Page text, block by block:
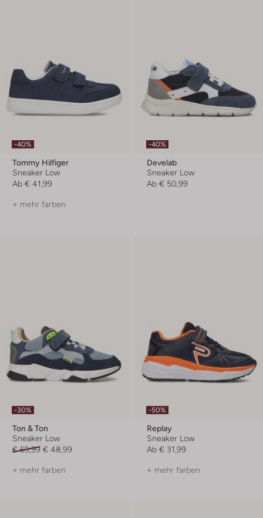
-40%
Tommy Hilfiger
Sneaker Low
Ab € 41,99
+ mehr farben
-40%
Develab
Sneaker Low
Ab € 50,99
-30%
Ton & Ton
Sneaker Low
€ 69,99 € 48,99
+ mehr farben
-50%
Replay
Sneaker Low
Ab € 31,99
+ mehr farben